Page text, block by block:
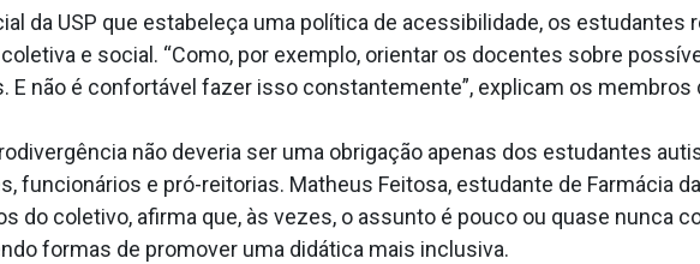
da USP que estabeleça uma política de acessibilidade, os estudantes
e social. “Como, por exemplo, orientar os docentes sobre
E não é confortável fazer isso constantemente”, explicam os membros
não deveria ser uma obrigação apenas dos estudantes
funcionários e pró-reitorias. Matheus Feitosa, estudante de Farmácia
do coletivo, afirma que, às vezes, o assunto é pouco ou quase nunca
formas de promover uma didática mais inclusiva.